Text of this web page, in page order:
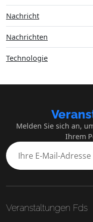
Nachricht
Nachrichten
Technologie
Melden Sie sich an,
Ihrem
Veranstaltungen Fds